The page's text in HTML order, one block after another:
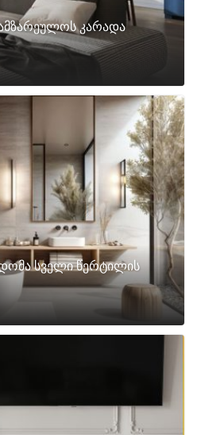
კარადა
სველი წერტილის